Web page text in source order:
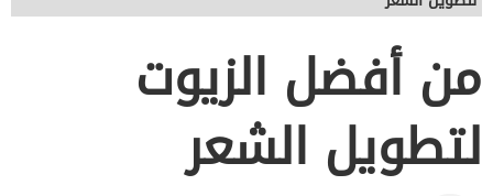
من أفضل الزيوت
لتطويل الشعر